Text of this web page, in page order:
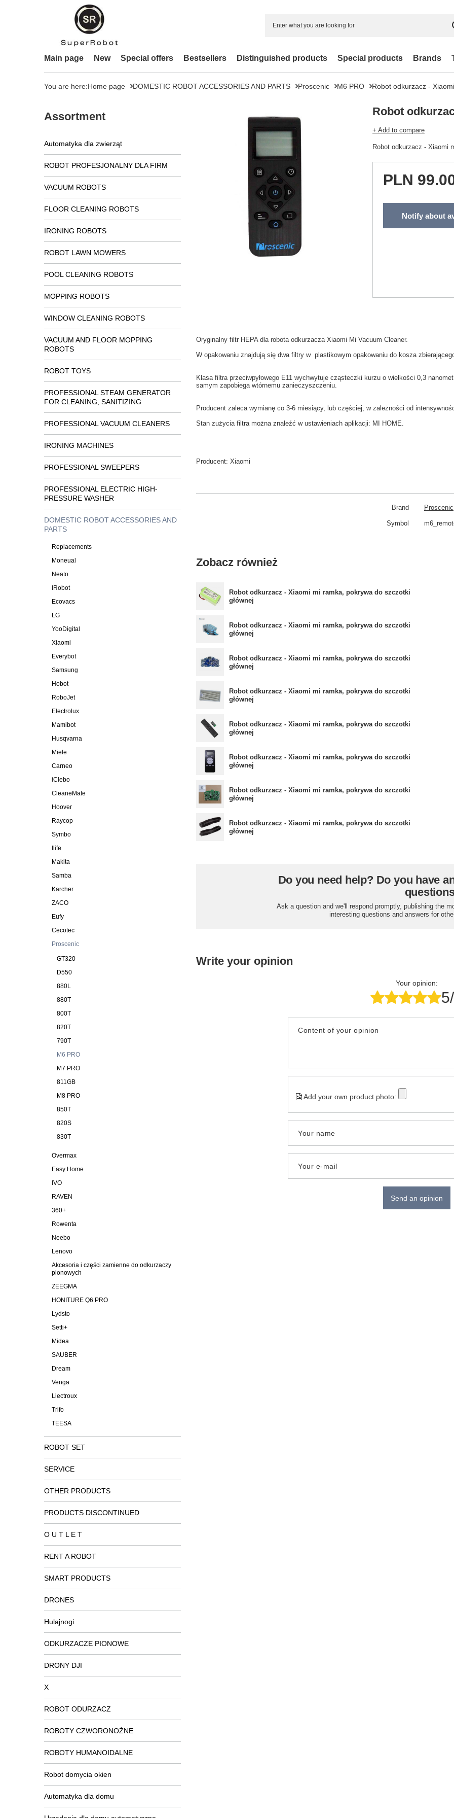
Main page New Special offers Bestsellers Distinguished products Special products Brands
You are here:Home page DOMESTIC ROBOT ACCESSORIES AND PARTS Proscenic M6 PRO Robot odkurzacz -
Assortment
Automatyka dla zwierząt
ROBOT PROFESJONALNY DLA FIRM
VACUUM ROBOTS
FLOOR CLEANING ROBOTS
IRONING ROBOTS
ROBOT LAWN MOWERS
POOL CLEANING ROBOTS
MOPPING ROBOTS
WINDOW CLEANING ROBOTS
VACUUM AND FLOOR MOPPING
ROBOTS
ROBOT TOYS
PROFESSIONAL STEAM GENERATOR
FOR CLEANING, SANITIZING
PROFESSIONAL VACUUM CLEANERS
IRONING MACHINES
PROFESSIONAL SWEEPERS
PROFESSIONAL ELECTRIC HIGH-
PRESSURE WASHER
DOMESTIC ROBOT ACCESSORIES AND
PARTS
Replacements
Moneual
Neato
IRobot
Ecovacs
LG
YooDigital
Xiaomi
Everybot
Samsung
Hobot
RoboJet
Electrolux
Mamibot
Husqvarna
Miele
Carneo
iClebo
CleaneMate
Hoover
Raycop
Symbo
Ilife
Makita
Samba
Karcher
ZACO
Eufy
Cecotec
Proscenic
GT320
D550
880L
880T
800T
820T
790T
M6 PRO
M7 PRO
811GB
M8 PRO
850T
820S
830T
Overmax
Easy Home
IVO
RAVEN
360+
Rowenta
Neebo
Lenovo
Akcesoria i części zamienne do odkurzaczy
pionowych
ZEEGMA
HONITURE Q6 PRO
Lydsto
Setti+
Midea
SAUBER
Dream
Venga
Liectroux
Trifo
TEESA
ROBOT SET
SERVICE
OTHER PRODUCTS
PRODUCTS DISCONTINUED
O U T L E T
RENT A ROBOT
SMART PRODUCTS
DRONES
Hulajnogi
ODKURZACZE PIONOWE
DRONY DJI
X
ROBOT ODURZACZ
ROBOTY CZWORONOŻNE
ROBOTY HUMANOIDALNE
Robot domycia okien
Automatyka dla domu
Robot
+ Add to compare
Robot odkurzacz - Xiaomi
PLN
Notify about
Oryginalny filtr HEPA dla robota odkurzacza Xiaomi Mi Vacuum Cleaner.
W opakowaniu znajdują się dwa filtry w plastikowym opakowaniu do kosza
Klasa filtra przeciwpyłowego E11 wychwytuje cząsteczki kurzu o wielkości 0,3
samym zapobiega wtórnemu zanieczyszczeniu.
Producent zaleca wymianę co 3-6 miesiący, lub częściej, w zależności od
Stan zużycia filtra można znaleźć w ustawieniach aplikacji: MI HOME.
Producent: Xiaomi
Brand Proscenic
Symbol
Zobacz również
Robot odkurzacz - Xiaomi mi ramka, pokrywa do szczotki
głównej
Robot odkurzacz - Xiaomi mi ramka, pokrywa do szczotki
głównej
Robot odkurzacz - Xiaomi mi ramka, pokrywa do szczotki
głównej
Robot odkurzacz - Xiaomi mi ramka, pokrywa do szczotki
głównej
Robot odkurzacz - Xiaomi mi ramka, pokrywa do szczotki
głównej
Robot odkurzacz - Xiaomi mi ramka, pokrywa do szczotki
głównej
Robot odkurzacz - Xiaomi mi ramka, pokrywa do szczotki
głównej
Robot odkurzacz - Xiaomi mi ramka, pokrywa do szczotki
głównej
Do you need help? Do you have
Ask a question and we'll respond promptly, publishing the
interesting questions and answers for
Write your opinion
Your opinion:
Content of your opinion
Add your own product photo:
Your name
Your e-mail
Send an opinion